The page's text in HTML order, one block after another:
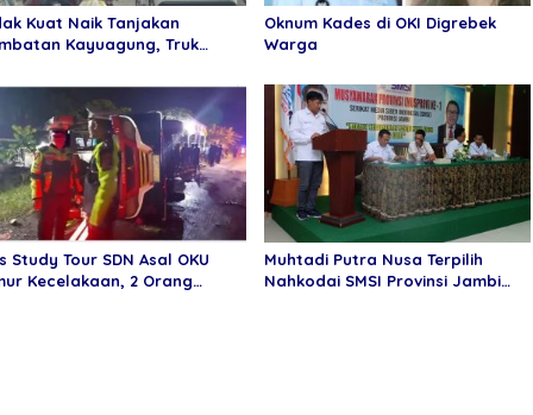
Kuat Naik Tanjakan
Kayuagung, Truk
Oknum Kades di OKI Digrebek
Warga
Study Tour SDN Asal OKU
Kecelakaan, 2 Orang
Muhtadi Putra Nusa Terpilih
Nahkodai SMSI Provinsi Jambi